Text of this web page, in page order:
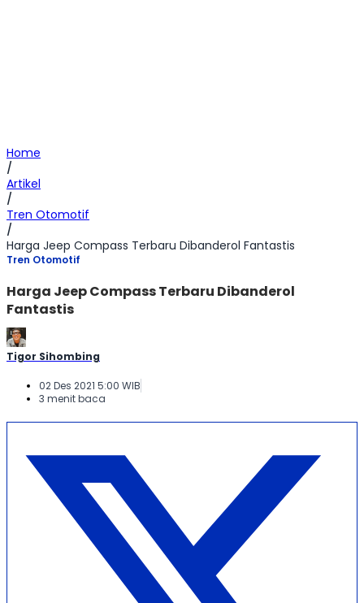
Home
/
Artikel
/
Tren Otomotif
/
Harga Jeep Compass Terbaru Dibanderol Fantastis
Tren Otomotif
Harga Jeep Compass Terbaru Dibanderol
Fantastis
Tigor Sihombing
02 Des 2021 5:00 WIB
3 menit baca